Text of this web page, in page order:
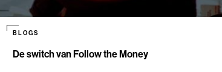
De switch van Follow the Money
BLOGS